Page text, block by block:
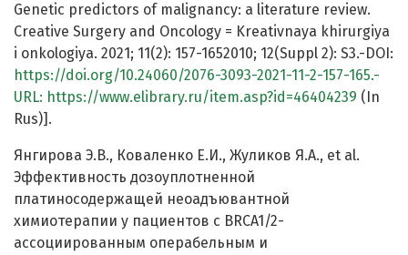
Genetic predictors of malignancy: a literature review.
Creative Surgery and Oncology = Kreativnaya khirurgiya
i onkologiya. 2021; 11(2): 157-1652010; 12(Suppl 2): S3.-DOI:
https://doi.org/10.24060/2076-3093-2021-11-2-157-165.-
URL: https://www.elibrary.ru/item.asp?id=46404239 (In
Rus)].
Янгирова Э.В., Коваленко Е.И., Жуликов Я.А., et al.
Эффективность дозоуплотненной
платиносодержащей неоадъювантной
химиотерапии у пациентов с BRCA1/2-
ассоциированным операбельным и